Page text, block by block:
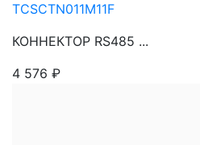
TCSCTN011M11F
КОННЕКТОР RS485 ...
4 576 ₽